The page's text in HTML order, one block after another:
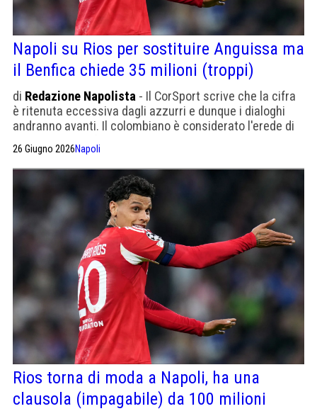
Napoli su Rios per sostituire Anguissa ma
il Benfica chiede 35 milioni (troppi)
di Redazione Napolista - Il CorSport scrive che la cifra
è ritenuta eccessiva dagli azzurri e dunque i dialoghi
andranno avanti. Il colombiano è considerato l'erede di
26 Giugno 2026Napoli
Rios torna di moda a Napoli, ha una
clausola (impagabile) da 100 milioni